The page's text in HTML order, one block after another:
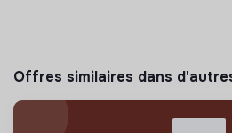
Offres similaires dans